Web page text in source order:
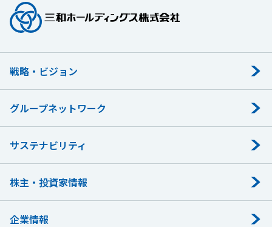
戦略・ビジョン
グループネットワーク
サステナビリティ
株主・投資家情報
企業情報